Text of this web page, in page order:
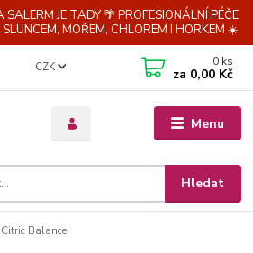
JE TADY 🌴 PROFESIONÁLNÍ PÉČE
MOŘEM, CHLOREM I HORKEM ☀️
Menu
CZK
Hledat
0 ks
za 0,00 Kč
Balance